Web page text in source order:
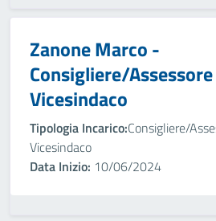
Zanone Marco -
Consigliere/
Vicesindaco
Tipologia Incarico:Consigliere/
Vicesindaco
Data Inizio: 10/06/2024